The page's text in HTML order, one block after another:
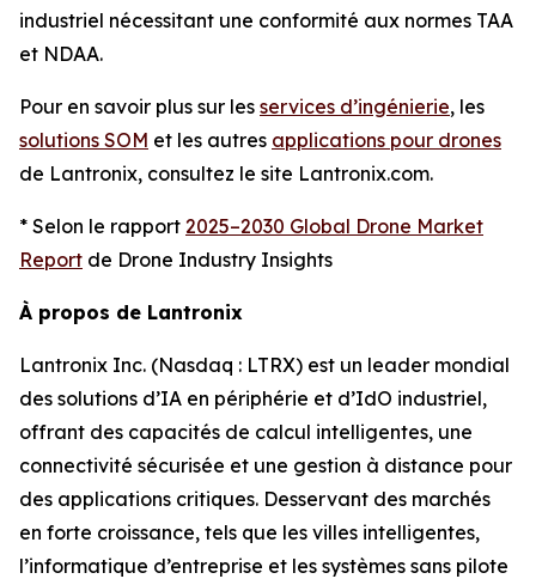
industriel nécessitant une conformité aux normes TAA
et NDAA.
Pour en savoir plus sur les services d’ingénierie, les
solutions SOM et les autres applications pour drones
de Lantronix, consultez le site Lantronix.com.
* Selon le rapport 2025–2030 Global Drone Market
Report de Drone Industry Insights
À propos de Lantronix
Lantronix Inc. (Nasdaq : LTRX) est un leader mondial
des solutions d’IA en périphérie et d’IdO industriel,
offrant des capacités de calcul intelligentes, une
connectivité sécurisée et une gestion à distance pour
des applications critiques. Desservant des marchés
en forte croissance, tels que les villes intelligentes,
l’informatique d’entreprise et les systèmes sans pilote